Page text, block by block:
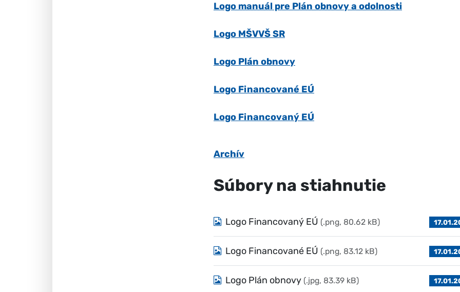
Logo manuál pre Plán obnovy a odolnosti
Logo MŠVVŠ SR
Logo Plán obnovy
Logo Financované EÚ
Logo Financovaný EÚ
Archív
Súbory na stiahnutie
Logo Financovaný EÚ (.png, 80.62 kB)
Logo Financované EÚ (.png, 83.12 kB)
Logo Plán obnovy (.jpg, 83.39 kB)